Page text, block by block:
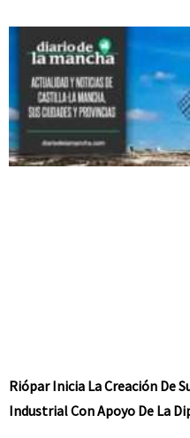
Riópar Inicia La Creación De
Industrial Con Apoyo De La